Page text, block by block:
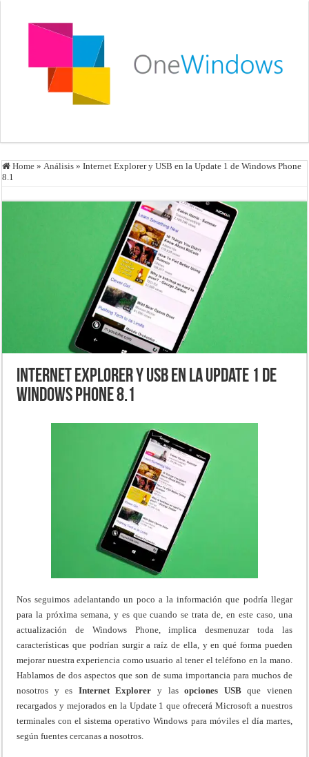
Home » Análisis » Internet Explorer y USB en la Update 1 de Windows Phone
8.1
Internet Explorer y USB en la Update 1 de
Windows Phone 8.1
Nos seguimos adelantando un poco a la información que podría llegar
para la próxima semana, y es que cuando se trata de, en este caso, una
actualización de Windows Phone, implica desmenuzar toda las
características que podrían surgir a raíz de ella, y en qué forma pueden
mejorar nuestra experiencia como usuario al tener el teléfono en la mano.
Hablamos de dos aspectos que son de suma importancia para muchos de
nosotros y es Internet Explorer y lasopciones USBque vienen
recargados y mejorados en la Update 1 que ofrecerá Microsoft a nuestros
terminales con el sistema operativo Windows para móviles el día martes,
según fuentes cercanas a nosotros.